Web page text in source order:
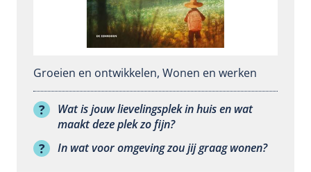
Groeien en ontwikkelen, Wonen en werken
Wat is jouw lievelingsplek in huis en wat
maakt deze plek zo fijn?
In wat voor omgeving zou jij graag wonen?